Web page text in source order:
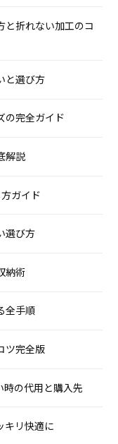
と折れない加工のコ
と選び方
の完全ガイド
解説
ガイド
選び方
納術
全手順
ツ完全版
時の代用と購入先
キリ快適に